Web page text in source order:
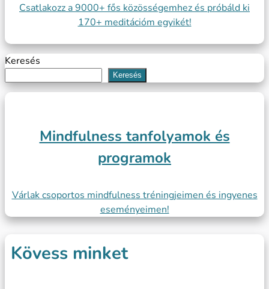
Csatlakozz a 9000+ fős közösségemhez és próbáld ki
170+ meditációm egyikét!
Keresés
Keresés
Mindfulness tanfolyamok és
programok
Várlak csoportos mindfulness tréningjeimen és ingyenes
eseményeimen!
Kövess minket